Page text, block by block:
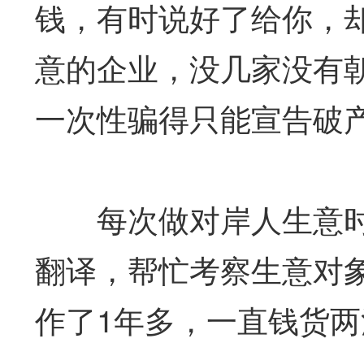
钱，有时说好了给你，
意的企业，没几家没有
一次性骗得只能宣告破
每次做对岸人生意
翻译，帮忙考察生意对
作了1年多，一直钱货